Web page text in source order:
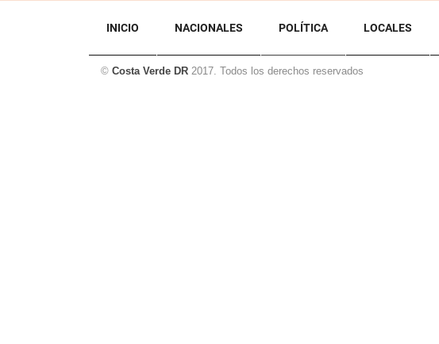
INICIO NACIONALES POLÍTICA LOCALES
© Costa Verde DR 2017. Todos los derechos reservados